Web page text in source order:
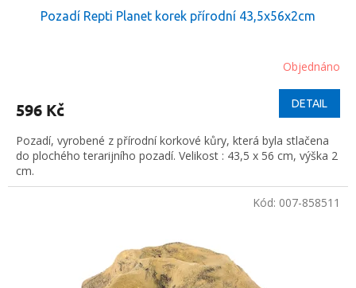
Pozadí Repti Planet korek přírodní 43,5x56x2cm
Objednáno
596 Kč DETAIL
Pozadí, vyrobené z přírodní korkové kůry, která byla stlačena
do plochého terarijního pozadí. Velikost : 43,5 x 56 cm, výška 2
cm.
Kód: 007-858511